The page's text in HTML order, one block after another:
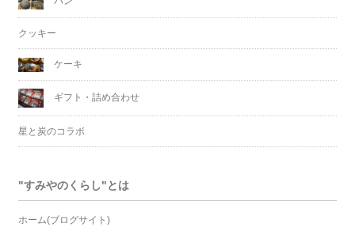
クッキー
ケーキ
ギフト・詰め合わせ
星と炭のコラボ
"すみやのくらし"とは
ホーム(ブログサイト)